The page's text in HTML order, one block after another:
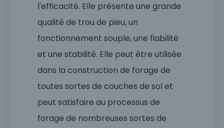
l'efficacité. Elle présente une grande
qualité de trou de pieu, un
fonctionnement souple, une fiabilité
et une stabilité. Elle peut être utilisée
dans la construction de forage de
toutes sortes de couches de sol et
peut satisfaire au processus de
forage de nombreuses sortes de